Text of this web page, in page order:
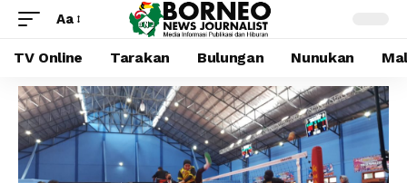
Aa
TV Online Tarakan Bulungan Nunukan